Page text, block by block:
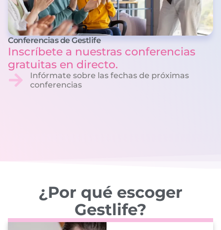
Conferencias de Gestlife
Inscríbete a nuestras conferencias
gratuitas en directo.
Infórmate sobre las fechas de próximas
conferencias
¿Por qué escoger
Gestlife?